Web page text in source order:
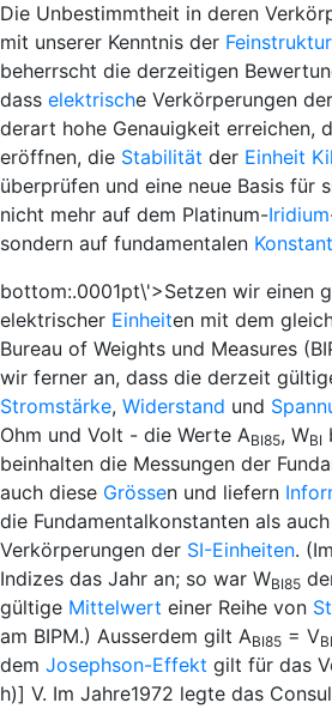
Die Unbestimmtheit in deren
mit unserer Kenntnis der
beherrscht die derzeitigen
dass elektrische Verkörperungen der
derart hohe Genauigkeit erreichen,
eröffnen, die Stabilität der Einheit
überprüfen und eine neue Basis für
nicht mehr auf dem Platinum-Iridium
sondern auf fundamentalen
bottom:.0001pt\'>Setzen wir einen
elektrischer Einheiten mit dem
Bureau of Weights und Measures
wir ferner an, dass die derzeit
Stromstärke, Widerstand und
Ohm und Volt - die Werte ABI85, WBI
beinhalten die Messungen der
auch diese Grössen und liefern
die Fundamentalkonstanten als
Verkörperungen der SI-Einheiten.
Indizes das Jahr an; so war WBI85
gültige Mittelwert einer Reihe von
am BIPM.) Ausserdem gilt ABI85 = V
dem Josephson-Effekt gilt für das
h)] V. Im Jahre1972 legte das